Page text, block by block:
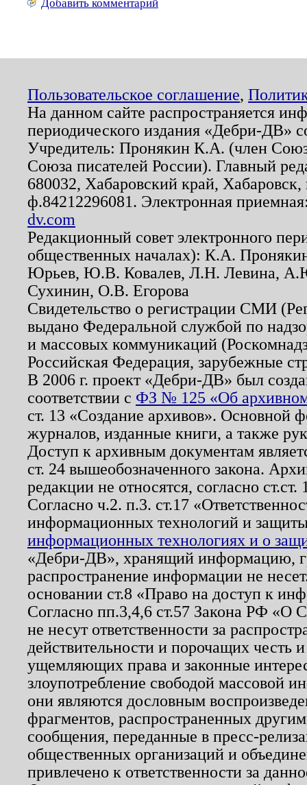
Добавить комментарий
Пользовательское соглашение,
На данном сайте распространяется
периодического издания «Дебри-ДВ»
Учредитель: Пронякин К.А. (член
Союза писателей России). Главный
680032, Хабаровский край,
ф.84212296081. Электронная
dv.com
Редакционный совет электронного
общественных началах): К.А.
Юрьев, Ю.В. Ковалев, Л.Н. Левина,
Сухинин, О.В. Егорова
Свидетельство о регистрации СМИ
выдано Федеральной службой по
и массовых коммуникаций
Российская Федерация, зарубежные
В 2006 г. проект «Дебри-ДВ» был
соответствии с ФЗ № 125 «Об
ст. 13 «Создание архивов». Основной
журналов, изданные книги, а также
Доступ к архивным документам
ст. 24 вышеобозначенного закона.
редакции не относятся, согласно
Согласно ч.2. п.3. ст.17
информационных технологий и
информационных технологиях и о
«Дебри-ДВ», хранящий информацию,
распространение информации не
основании ст.8 «Право на доступ к
Согласно пп.3,4,6 ст.57 Закона РФ «О
не несут ответственности за
действительности и порочащих честь
ущемляющих права и законные
злоупотребление свободой массовой
они являются дословным
фрагментов, распространенных
сообщения, переданные в пресс-
общественных организаций и
привлечено к ответственности за